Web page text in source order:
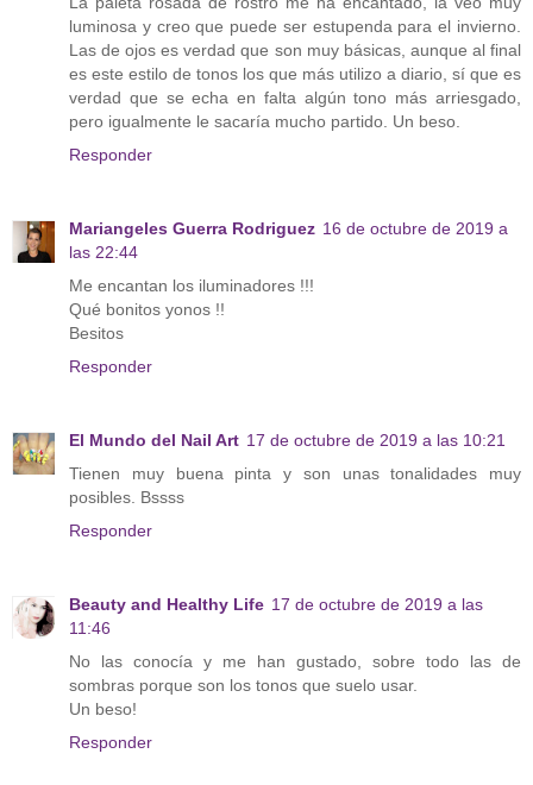
luminosa y creo que puede ser estupenda para el invierno.
Las de ojos es verdad que son muy básicas, aunque al final
es este estilo de tonos los que más utilizo a diario, sí que es
verdad que se echa en falta algún tono más arriesgado,
pero igualmente le sacaría mucho partido. Un beso.
Responder
Mariangeles Guerra Rodriguez 16 de octubre de 2019 a
las 22:44
Me encantan los iluminadores !!!
Qué bonitos yonos !!
Besitos
Responder
El Mundo del Nail Art 17 de octubre de 2019 a las 10:21
Tienen muy buena pinta y son unas tonalidades muy
posibles. Bssss
Responder
Beauty and Healthy Life 17 de octubre de 2019 a las
11:46
No las conocía y me han gustado, sobre todo las de
sombras porque son los tonos que suelo usar.
Un beso!
Responder